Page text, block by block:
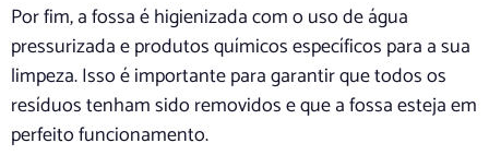
Por fim, a fossa é higienizada com o uso de água
pressurizada e produtos químicos específicos para a sua
limpeza. Isso é importante para garantir que todos os
resíduos tenham sido removidos e que a fossa esteja em
perfeito funcionamento.